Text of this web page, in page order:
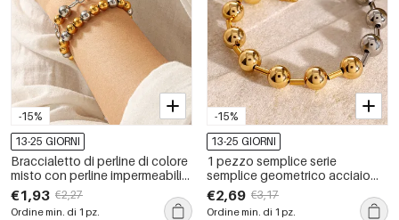
-15%
13-25 GIORNI
Braccialetto di perline di colore
misto con perline impermeabili
in acciaio inossidabile da 1
pezzo
€1,93 €2,27
Ordine min. di 1 pz.
-15%
13-25 GIORNI
1 pezzo semplice serie
semplice geometrico acciaio
inossidabile placcato oro 18K
donne braccialetti di perline
€2,69 €3,17
Ordine min. di 1 pz.